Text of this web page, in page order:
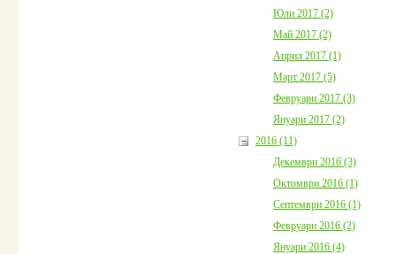
Юли 2017 (2)
Май 2017 (2)
Април 2017 (1)
Март 2017 (5)
Февруари 2017 (3)
Януари 2017 (2)
2016 (11)
Декември 2016 (3)
Октомври 2016 (1)
Септември 2016 (1)
Февруари 2016 (2)
Януари 2016 (4)